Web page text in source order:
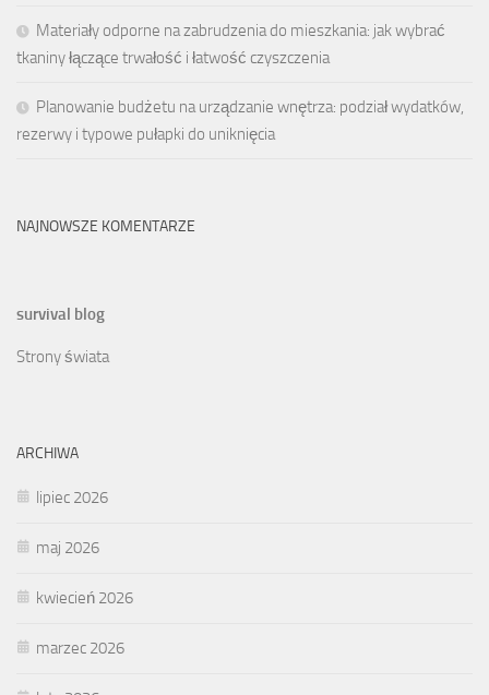
Materiały odporne na zabrudzenia do mieszkania: jak wybrać
tkaniny łączące trwałość i łatwość czyszczenia
Planowanie budżetu na urządzanie wnętrza: podział wydatków,
rezerwy i typowe pułapki do uniknięcia
NAJNOWSZE KOMENTARZE
survival blog
Strony świata
ARCHIWA
lipiec 2026
maj 2026
kwiecień 2026
marzec 2026